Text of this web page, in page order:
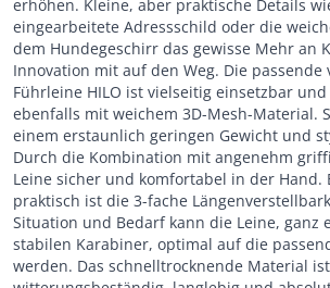
erhöhen. Kleine, aber praktische Details
eingearbeitete Adressschild oder die
dem Hundegeschirr das gewisse Mehr an
Innovation mit auf den Weg. Die passende
Führleine HILO ist vielseitig einsetzbar
ebenfalls mit weichem 3D-Mesh-Material.
einem erstaunlich geringen Gewicht und
Durch die Kombination mit angenehm
Leine sicher und komfortabel in der Hand.
praktisch ist die 3-fache
Situation und Bedarf kann die Leine, ganz
stabilen Karabiner, optimal auf die
werden. Das schnelltrocknende Material ist